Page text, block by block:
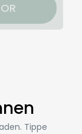
Tippe